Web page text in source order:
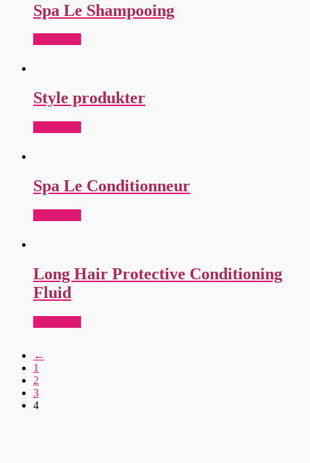
Spa Le Shampooing
Style produkter
Spa Le Conditionneur
Long Hair Protective Conditioning
Fluid
←
1
2
3
4